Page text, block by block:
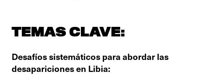
TEMAS CLAVE:
Desafíos sistemáticos para abordar las
desapariciones en Libia: